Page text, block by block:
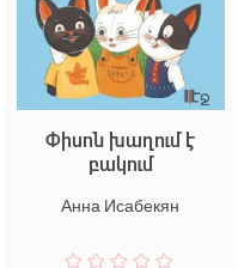
Փիսոն խաղում է
բակում
Анна Исабекян